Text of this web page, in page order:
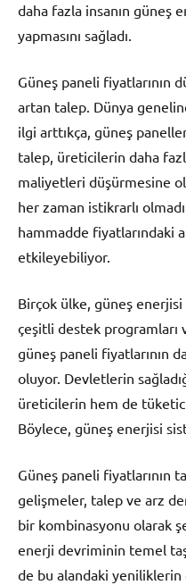
daha fazla insanın güneş
yapmasını sağladı.
Güneş paneli fiyatlarının
artan talep. Dünya
ilgi arttıkça, güneş
talep, üreticilerin daha
maliyetleri düşürmesine
her zaman istikrarlı
hammadde fiyatlarındaki
etkileyebiliyor.
Birçok ülke, güneş enerjisi
çeşitli destek programları
güneş paneli fiyatlarının
oluyor. Devletlerin
üreticilerin hem de
Böylece, güneş enerjisi
Güneş paneli fiyatlarının
gelişmeler, talep ve arz
bir kombinasyonu olarak
enerji devriminin temel
de bu alandaki